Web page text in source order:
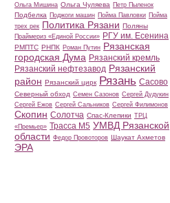
Ольга Мишина Ольга Чуляева Петр Пыленок
Подбелка Поджоги машин Пойма Павловки Пойма
трех рек Политика Рязани Поляны
Праймериз «Единой России» РГУ им. Есенина
РМПТС РНПК Роман Путин Рязанская
городская Дума Рязанский кремль
Рязанский нефтезавод Рязанский
район Рязанский цирк Рязань Сасово
Северный обход Семен Сазонов Сергей Дудукин
Сергей Ежов Сергей Сальников Сергей Филимонов
Скопин Солотча Спас-Клепики ТРЦ
«Премьер» Трасса М5 УМВД Рязанской
области Федор Провоторов Шаукат Ахметов
ЭРА